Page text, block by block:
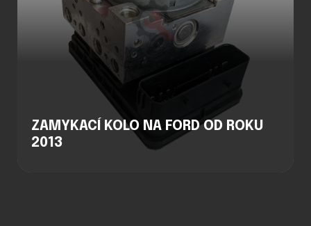
ZAMYKACÍ KOLO NA FORD OD ROKU
2013